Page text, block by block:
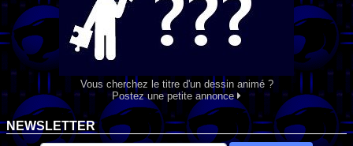
Vous cherchez le titre d'un dessin animé ?
Postez une petite annonce
NEWSLETTER